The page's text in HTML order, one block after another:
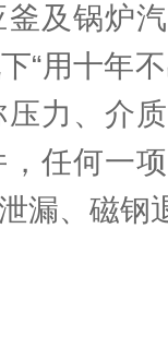
及锅炉
“用十年
力、介
任何一
漏、磁钢